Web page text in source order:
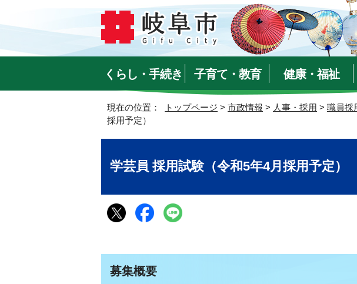
くらし・手続き 子育て・教育 健康・福祉
現在の位置： トップページ > 市政情報 > 人事・採用 > 職員採
採用予定）
学芸員 採用試験（令和5年4月採用予定）
募集概要